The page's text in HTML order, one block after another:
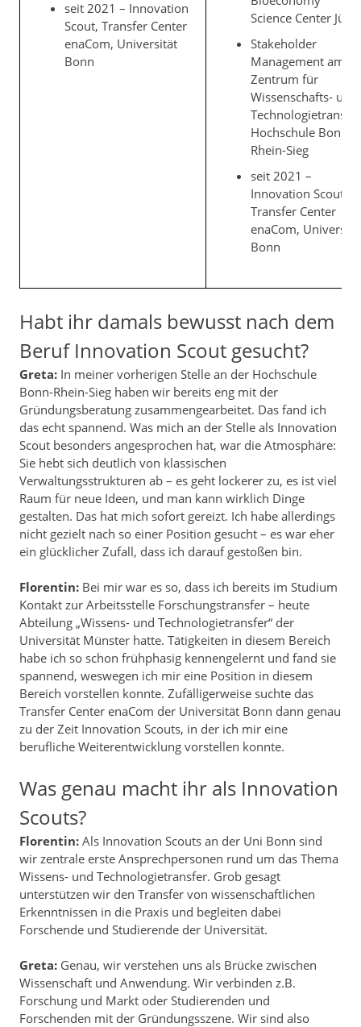
seit 2021 – Innovation
Scout, Transfer Center
enaCom, Universität
Bonn
Science Center
Stakeholder
Management am
Zentrum für
Wissenschafts- und
Hochschule Bonn-
Rhein-Sieg
seit 2021 –
Innovation Scout,
Transfer Center
enaCom,
Bonn
Habt ihr damals bewusst nach dem
Beruf Innovation Scout gesucht?
Greta: In meiner vorherigen Stelle an der Hochschule
Bonn-Rhein-Sieg haben wir bereits eng mit der
Gründungsberatung zusammengearbeitet. Das fand ich
das echt spannend. Was mich an der Stelle als Innovation
Scout besonders angesprochen hat, war die Atmosphäre:
Sie hebt sich deutlich von klassischen
Verwaltungsstrukturen ab – es geht lockerer zu, es ist viel
Raum für neue Ideen, und man kann wirklich Dinge
gestalten. Das hat mich sofort gereizt. Ich habe allerdings
nicht gezielt nach so einer Position gesucht – es war eher
ein glücklicher Zufall, dass ich darauf gestoßen bin.
Florentin: Bei mir war es so, dass ich bereits im Studium
Kontakt zur Arbeitsstelle Forschungstransfer – heute
Abteilung „Wissens- und Technologietransfer“ der
Universität Münster hatte. Tätigkeiten in diesem Bereich
habe ich so schon frühphasig kennengelernt und fand sie
spannend, weswegen ich mir eine Position in diesem
Bereich vorstellen konnte. Zufälligerweise suchte das
Transfer Center enaCom der Universität Bonn dann genau
zu der Zeit Innovation Scouts, in der ich mir eine
berufliche Weiterentwicklung vorstellen konnte.
Was genau macht ihr als Innovation
Scouts?
Florentin: Als Innovation Scouts an der Uni Bonn sind
wir zentrale erste Ansprechpersonen rund um das Thema
Wissens- und Technologietransfer. Grob gesagt
unterstützen wir den Transfer von wissenschaftlichen
Erkenntnissen in die Praxis und begleiten dabei
Forschende und Studierende der Universität.
Greta: Genau, wir verstehen uns als Brücke zwischen
Wissenschaft und Anwendung. Wir verbinden z.B.
Forschung und Markt oder Studierenden und
Forschenden mit der Gründungsszene. Wir sind also